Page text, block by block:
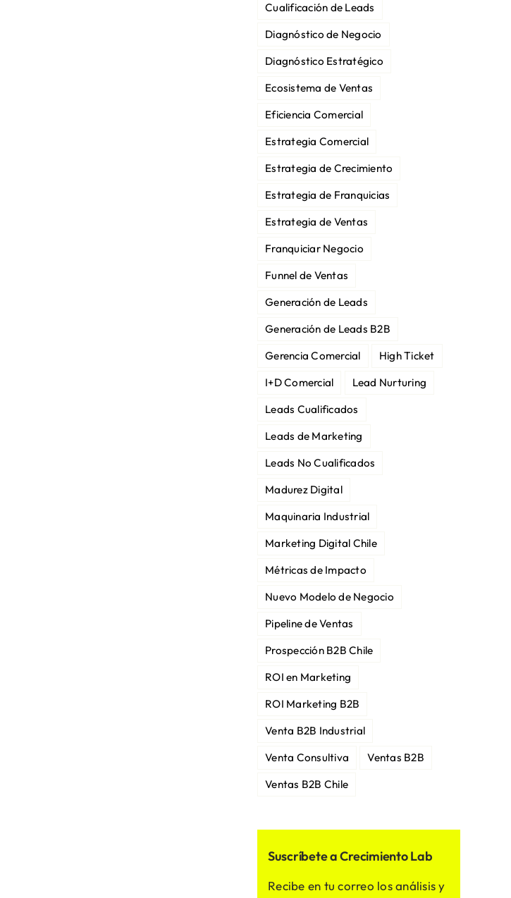
Cualificación de Leads
Diagnóstico de Negocio
Diagnóstico Estratégico
Ecosistema de Ventas
Eficiencia Comercial
Estrategia Comercial
Estrategia de Crecimiento
Estrategia de Franquicias
Estrategia de Ventas
Franquiciar Negocio
Funnel de Ventas
Generación de Leads
Generación de Leads B2B
Gerencia Comercial
High Ticket
I+D Comercial
Lead Nurturing
Leads Cualificados
Leads de Marketing
Leads No Cualificados
Madurez Digital
Maquinaria Industrial
Marketing Digital Chile
Métricas de Impacto
Nuevo Modelo de Negocio
Pipeline de Ventas
Prospección B2B Chile
ROI en Marketing
ROI Marketing B2B
Venta B2B Industrial
Venta Consultiva
Ventas B2B
Ventas B2B Chile
Suscríbete a Crecimiento Lab
Recibe en tu correo los análisis y